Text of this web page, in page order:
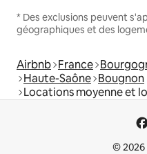
* Des exclusions peuvent
géographiques et des
Airbnb France
Haute-Saône Bougnon
Locations moyenne et
© 2026